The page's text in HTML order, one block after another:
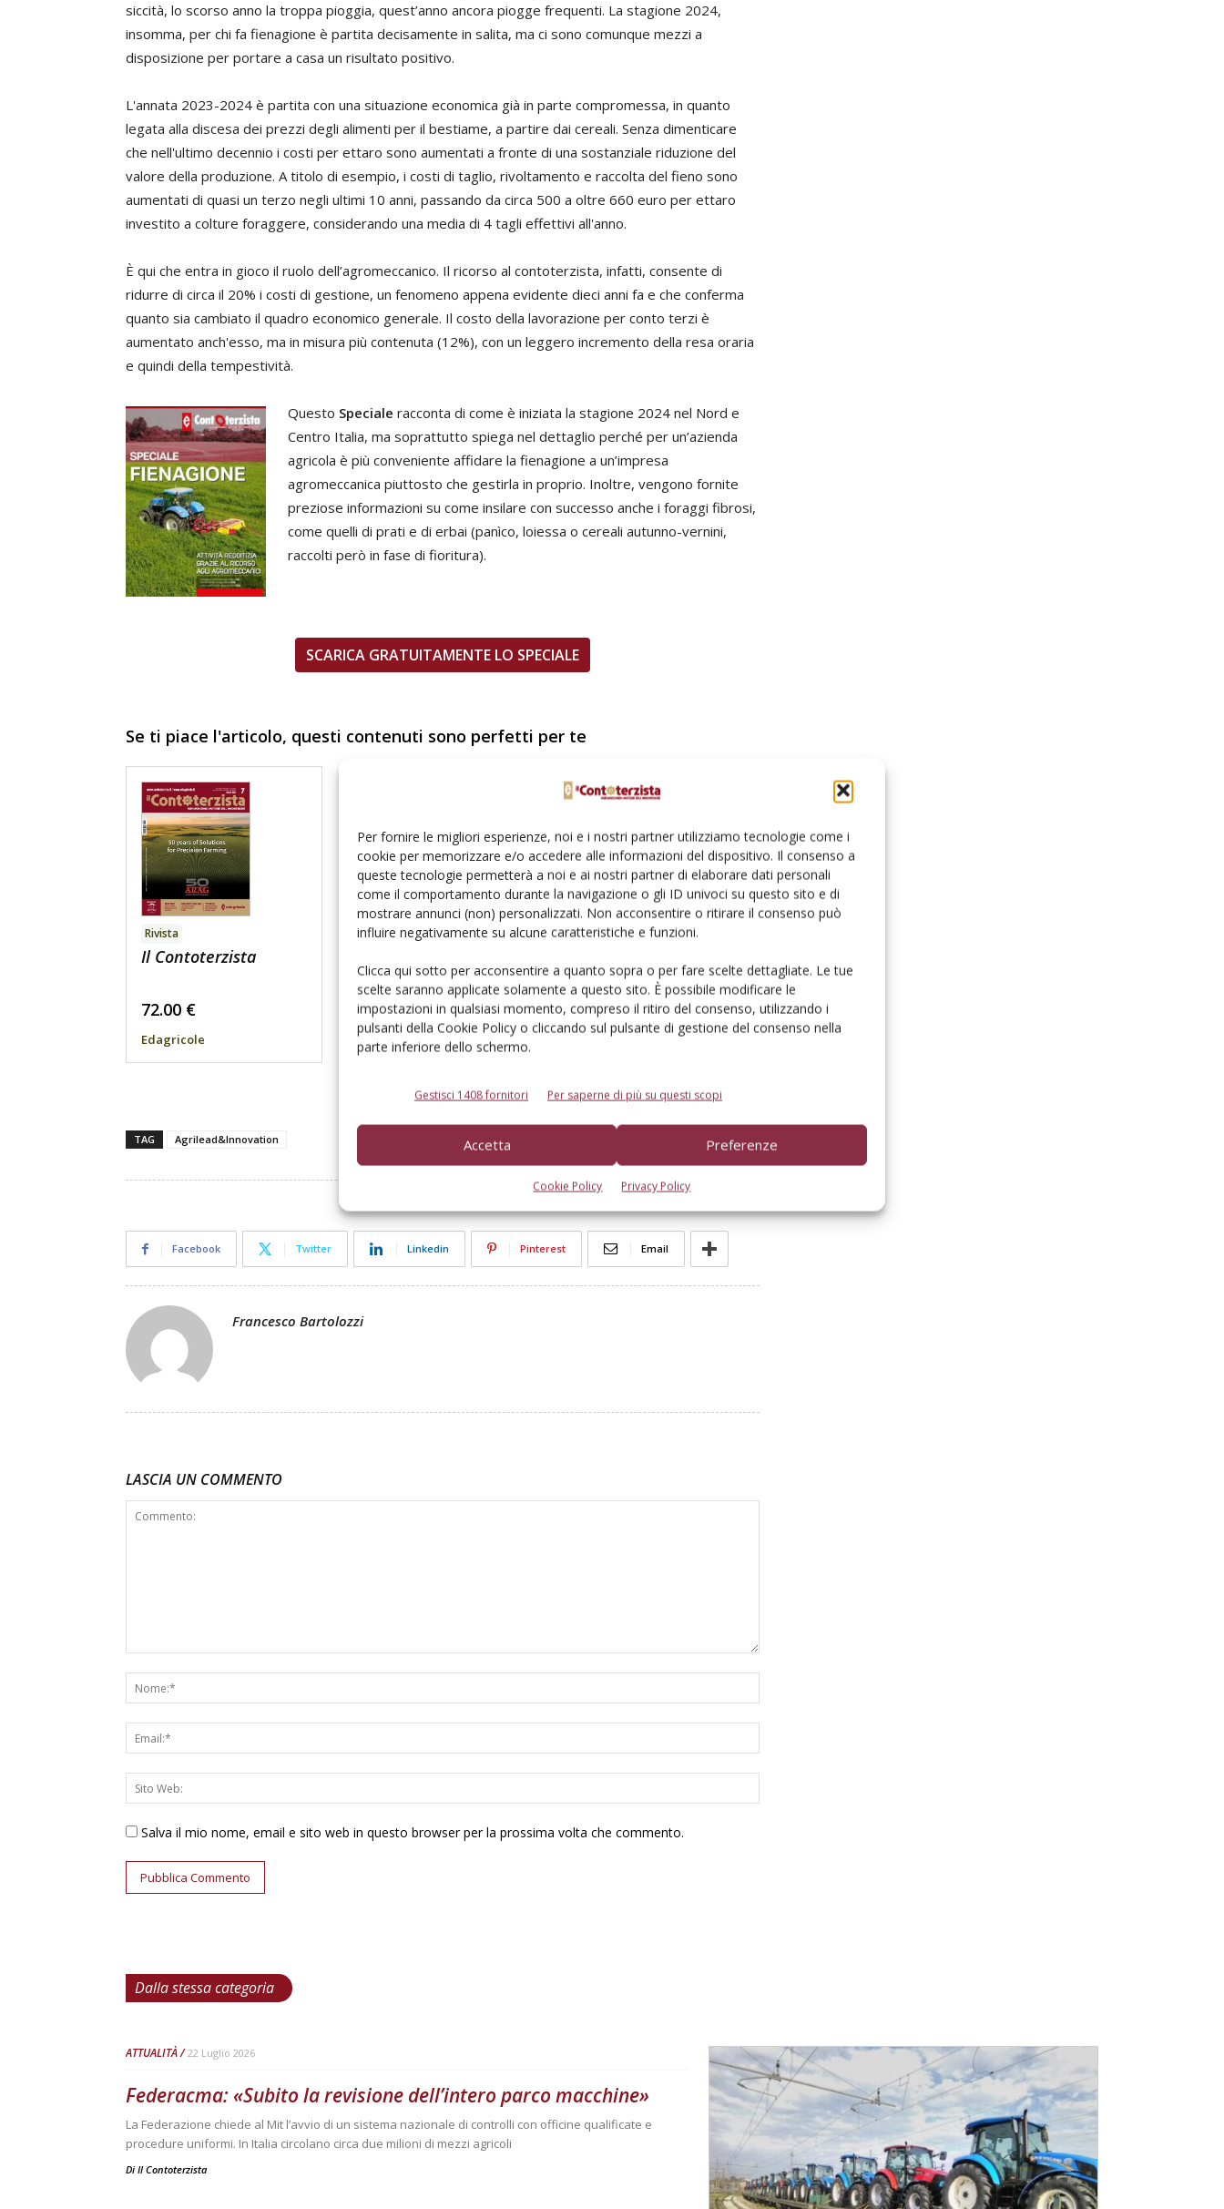
Per fornire le migliori esperienze, noi e i nostri partner utilizziamo tecnologie come i
cookie per memorizzare e/o accedere alle informazioni del dispositivo. Il consenso a
queste tecnologie permetterà a noi e ai nostri partner di elaborare dati personali
come il comportamento durante la navigazione o gli ID univoci su questo sito e di
mostrare annunci (non) personalizzati. Non acconsentire o ritirare il consenso può
influire negativamente su alcune caratteristiche e funzioni.
Clicca qui sotto per acconsentire a quanto sopra o per fare scelte dettagliate. Le tue
scelte saranno applicate solamente a questo sito. È possibile modificare le
impostazioni in qualsiasi momento, compreso il ritiro del consenso, utilizzando i
pulsanti della Cookie Policy o cliccando sul pulsante di gestione del consenso nella
parte inferiore dello schermo.
Gestisci 1408 fornitori Per saperne di più su questi scopi
Accetta Preferenze
Cookie Policy Privacy Policy
siccità, lo scorso anno la troppa pioggia, quest’anno ancora piogge frequenti. La stagione 2024,
insomma, per chi fa fienagione è partita decisamente in salita, ma ci sono comunque mezzi a
disposizione per portare a casa un risultato positivo.
L'annata 2023-2024 è partita con una situazione economica già in parte compromessa, in quanto
legata alla discesa dei prezzi degli alimenti per il bestiame, a partire dai cereali. Senza dimenticare
che nell'ultimo decennio i costi per ettaro sono aumentati a fronte di una sostanziale riduzione del
valore della produzione. A titolo di esempio, i costi di taglio, rivoltamento e raccolta del fieno sono
aumentati di quasi un terzo negli ultimi 10 anni, passando da circa 500 a oltre 660 euro per ettaro
investito a colture foraggere, considerando una media di 4 tagli effettivi all'anno.
È qui che entra in gioco il ruolo dell’agromeccanico. Il ricorso al contoterzista, infatti, consente di
ridurre di circa il 20% i costi di gestione, un fenomeno appena evidente dieci anni fa e che conferma
quanto sia cambiato il quadro economico generale. Il costo della lavorazione per conto terzi è
aumentato anch'esso, ma in misura più contenuta (12%), con un leggero incremento della resa oraria
e quindi della tempestività.
Questo Speciale racconta di come è iniziata la stagione 2024 nel Nord e
Centro Italia, ma soprattutto spiega nel dettaglio perché per un’azienda
agricola è più conveniente affidare la fienagione a un’impresa
agromeccanica piuttosto che gestirla in proprio. Inoltre, vengono fornite
preziose informazioni su come insilare con successo anche i foraggi fibrosi,
come quelli di prati e di erbai (panìco, loiessa o cereali autunno-vernini,
raccolti però in fase di fioritura).
SCARICA GRATUITAMENTE LO SPECIALE
Se ti piace l'articolo, questi contenuti sono perfetti per te
Rivista
Il Contoterzista
72.00 €
Edagricole
Foraggicoltura
28.50€30.00 €
Edagricole
La fienagione
36.10€38.00€
Edagricole
TAG Agrilead&Innovation
Facebook Twitter Linkedin Pinterest Email
Francesco Bartolozzi
LASCIA UN COMMENTO
Salva il mio nome, email e sito web in questo browser per la prossima volta che commento.
Dalla stessa categoria
ATTUALITÀ 22 Luglio 2026
Federacma: «Subito la revisione dell’intero parco macchine»
La Federazione chiede al Mit l’avvio di un sistema nazionale di controlli con officine qualificate e
procedure uniformi. In Italia circolano circa due milioni di mezzi agricoli
Di Il Contoterzista